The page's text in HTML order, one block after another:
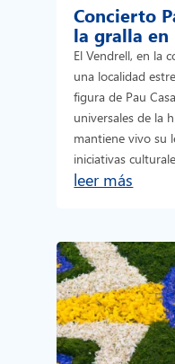
Concierto
la gralla en
El Vendrell, en la
una localidad
figura de Pau
universales de la
mantiene vivo su
iniciativas
leer más